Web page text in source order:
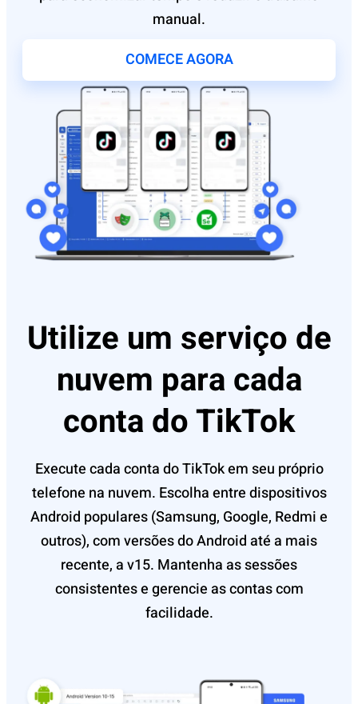
manual.
COMECE AGORA
Utilize um serviço de
nuvem para cada
conta do TikTok
Execute cada conta do TikTok em seu próprio
telefone na nuvem. Escolha entre dispositivos
Android populares (Samsung, Google, Redmi e
outros), com versões do Android até a mais
recente, a v15. Mantenha as sessões
consistentes e gerencie as contas com
facilidade.